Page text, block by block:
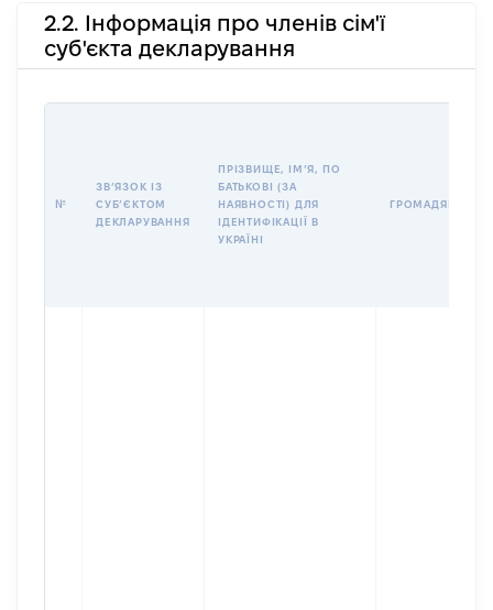
2.2. Інформація про членів сім'ї
суб'єкта декларування
№
ЗВʼЯЗОК ІЗ
СУБʼЄКТОМ
ДЕКЛАРУВАННЯ
ПРІЗВИЩЕ, ІМʼЯ, ПО
БАТЬКОВІ (ЗА
НАЯВНОСТІ) ДЛЯ
ІДЕНТИФІКАЦІЇ В
УКРАЇНІ
ГРОМАДЯНСТВО